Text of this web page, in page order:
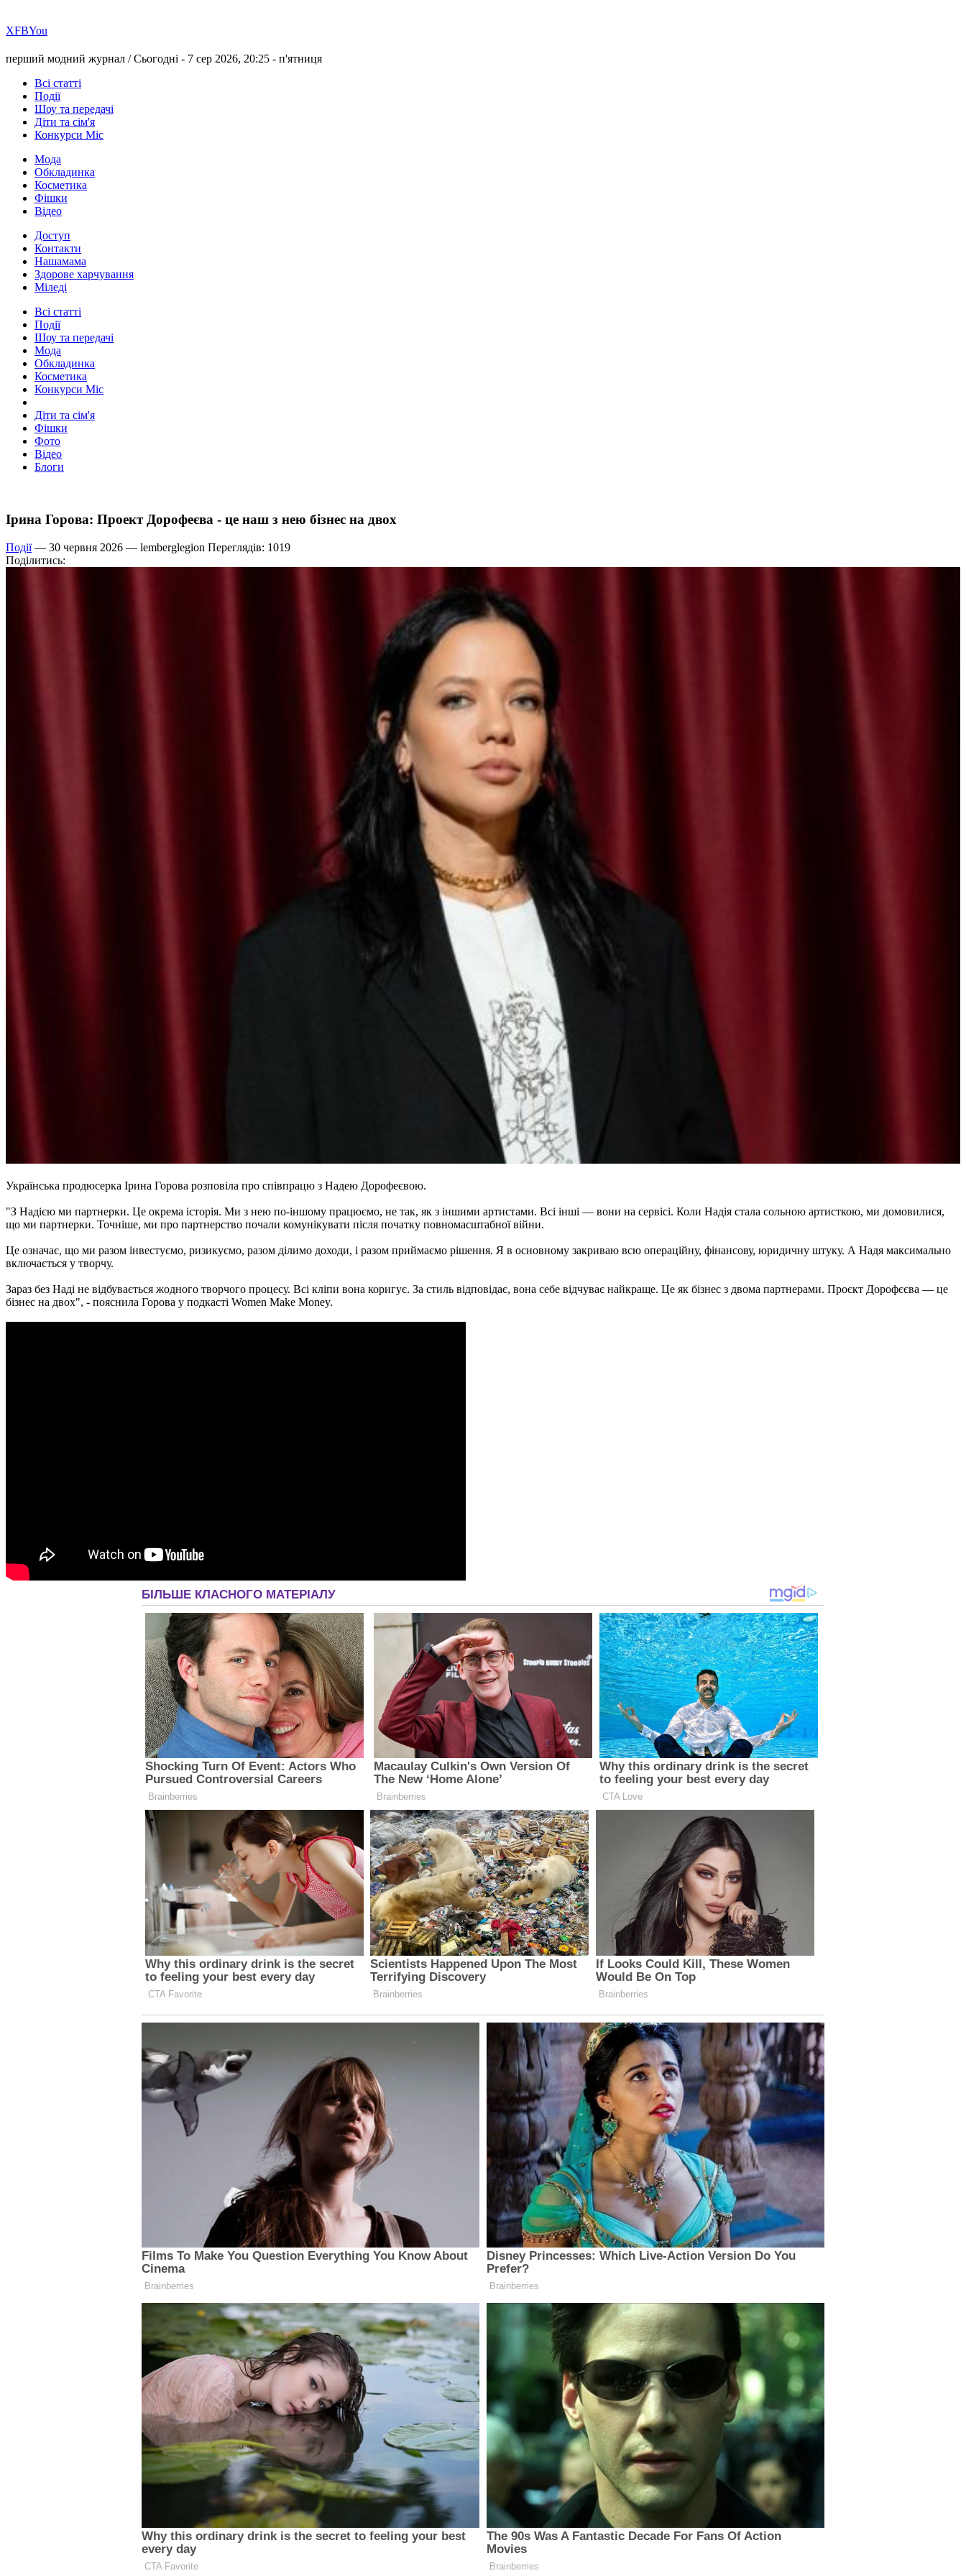
ХFBYou
перший модний журнал /Сьогодні - 7 сер 2026, 20:25 - п'ятниця
Всі статті
Події
Шоу та передачі
Діти та сім'я
Конкурси Міс
Мода
Обкладинка
Косметика
Фішки
Відео
Доступ
Контакти
Нашамама
Здорове харчування
Міледі
Всі статті
Події
Шоу та передачі
Мода
Обкладинка
Косметика
Конкурси Міс
Діти та сім'я
Фішки
Фото
Відео
Блоги
Ірина Горова: Проект Дорофеєва - це наш з нею бізнес на двох
Події— 30 червня 2026 — lemberglegion Переглядів: 1019
Поділитись:
Українська продюсерка Ірина Горова розповіла про співпрацю з Надею Дорофеєвою.
"З Надією ми партнерки. Це окрема історія. Ми з нею по-іншому працюємо, не так, як з іншими артистами. Всі інші — вони на сервісі. Коли Надія стала сольною артисткою, ми домовилися,
що ми партнерки. Точніше, ми про партнерство почали комунікувати після початку повномасштабної війни.
Це означає, що ми разом інвестуємо, ризикуємо, разом ділимо доходи, і разом приймаємо рішення. Я в основному закриваю всю операційну, фінансову, юридичну штуку. А Надя максимально
включається у творчу.
Зараз без Наді не відбувається жодного творчого процесу. Всі кліпи вона коригує. За стиль відповідає, вона себе відчуває найкраще. Це як бізнес з двома партнерами. Проєкт Дорофєєва — це
бізнес на двох", - пояснила Горова у подкасті Women Make Money.